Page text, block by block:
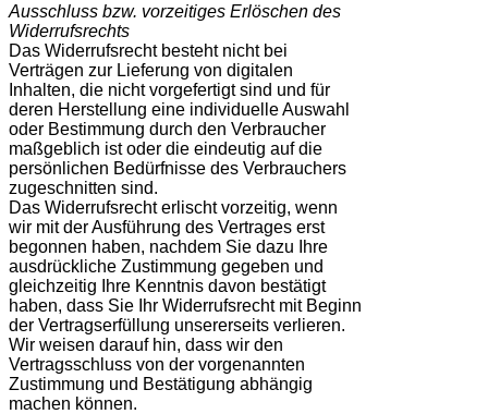
Ausschluss bzw. vorzeitiges Erlöschen des
Widerrufsrechts
Das Widerrufsrecht besteht nicht bei
Verträgen zur Lieferung von digitalen
Inhalten, die nicht vorgefertigt sind und für
deren Herstellung eine individuelle Auswahl
oder Bestimmung durch den Verbraucher
maßgeblich ist oder die eindeutig auf die
persönlichen Bedürfnisse des Verbrauchers
zugeschnitten sind.
Das Widerrufsrecht erlischt vorzeitig, wenn
wir mit der Ausführung des Vertrages erst
begonnen haben, nachdem Sie dazu Ihre
ausdrückliche Zustimmung gegeben und
gleichzeitig Ihre Kenntnis davon bestätigt
haben, dass Sie Ihr Widerrufsrecht mit Beginn
der Vertragserfüllung unsererseits verlieren.
Wir weisen darauf hin, dass wir den
Vertragsschluss von der vorgenannten
Zustimmung und Bestätigung abhängig
machen können.